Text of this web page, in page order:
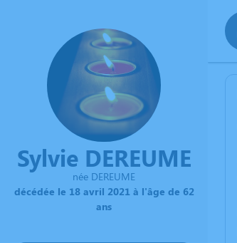
Sylvie DEREUME
née DEREUME
décédée le 18 avril 2021 à l'âge de 62
ans